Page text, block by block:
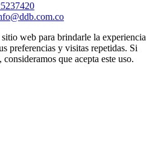
web para brindarle la experiencia
preferencias y visitas repetidas. Si
que acepta este uso.